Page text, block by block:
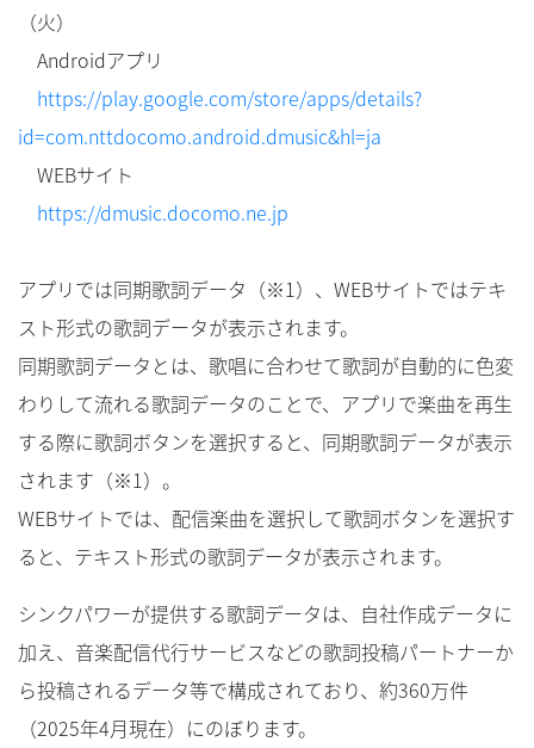
（火）
Androidアプリ
https://play.google.com/store/apps/details?
id=com.nttdocomo.android.dmusic&hl=ja
WEBサイト
https://dmusic.docomo.ne.jp
アプリでは同期歌詞データ（※1）、WEBサイトではテキ
スト形式の歌詞データが表示されます。
同期歌詞データとは、歌唱に合わせて歌詞が自動的に色変
わりして流れる歌詞データのことで、アプリで楽曲を再生
する際に歌詞ボタンを選択すると、同期歌詞データが表示
されます（※1）。
WEBサイトでは、配信楽曲を選択して歌詞ボタンを選択す
ると、テキスト形式の歌詞データが表示されます。
シンクパワーが提供する歌詞データは、自社作成データに
加え、音楽配信代行サービスなどの歌詞投稿パートナーか
ら投稿されるデータ等で構成されており、約360万件
（2025年4月現在）にのぼります。